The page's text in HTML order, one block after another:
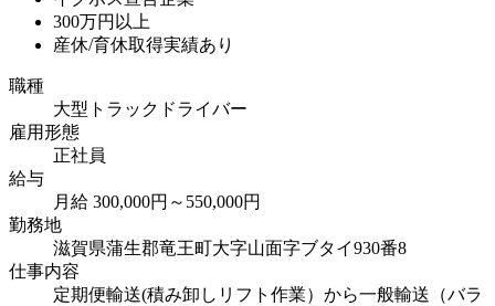
300万円以上
産休/育休取得実績あり
職種
大型トラックドライバー
雇用形態
正社員
給与
月給 300,000円～550,000円
勤務地
滋賀県蒲生郡竜王町大字山面字ブタイ930番8
仕事内容
定期便輸送(積み卸しリフト作業）から一般輸送（バラ